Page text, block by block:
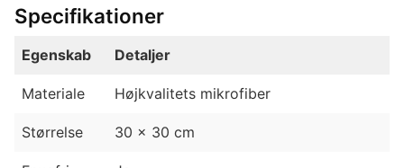
Specifikationer
Egenskab Detaljer
Materiale Højkvalitets mikrofiber
Størrelse 30 x 30 cm